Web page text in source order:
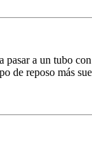
a un tubo
de reposo más